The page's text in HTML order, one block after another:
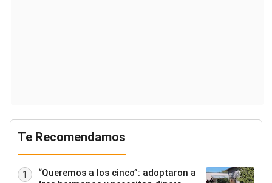
Te Recomendamos
1
“Queremos a los cinco”: adoptaron a